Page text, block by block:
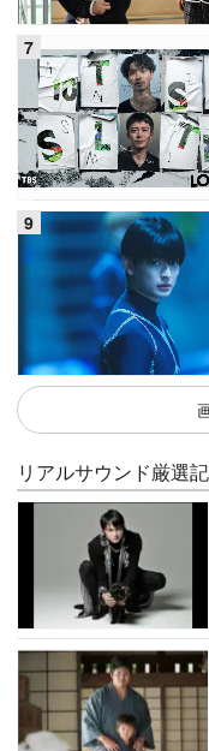
リアルサウンド厳選